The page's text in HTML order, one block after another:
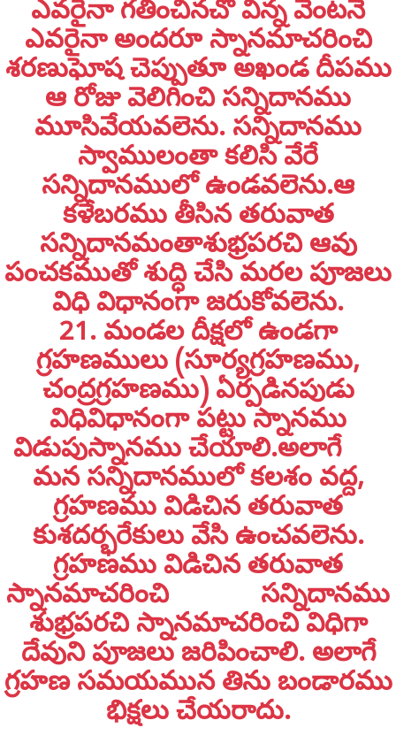
ఎవరైనా గతించినచో విన్న వెంటనే
ఎవరైనా అందరూ స్నానమాచరించి
శరణుఘోష చెప్పుతూ అఖండ దీపము
ఆ రోజు వెలిగించి సన్నిదానము
మూసివేయవలెను. సన్నిదానము
స్వాములంతా కలిసి వేరే
సన్నిదానములో ఉండవలెను.ఆ
కళేబరము తీసిన తరువాత
సన్నిదానమంతాశుభ్రపరచి ఆవు
పంచకముతో శుద్ధి చేసి మరల పూజలు
విధి విధానంగా జరుకోవలెను.
21. మండల దీక్షలో ఉండగా
గ్రహణములు (సూర్యగ్రహణము,
చంద్రగ్రహణము) ఏర్పడినపుడు
విధివిధానంగా పట్టు స్నానము
విడుపుస్నానము చేయాలి.అలాగే
మన సన్నిదానములో కలశం వద్ద,
గ్రహణము విడిచిన తరువాత
కుశదర్భరేకులు వేసి ఉంచవలెను.
గ్రహణము విడిచిన తరువాత
స్నానమాచరించి సన్నిదానము
శుభ్రపరచి స్నానమాచరించి విధిగా
దేవుని పూజలు జరిపించాలి. అలాగే
గ్రహణ సమయమున తిను బండారము
భిక్షలు చేయరాదు.